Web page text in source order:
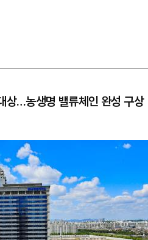
상…농생명 밸류체인 완성 구상